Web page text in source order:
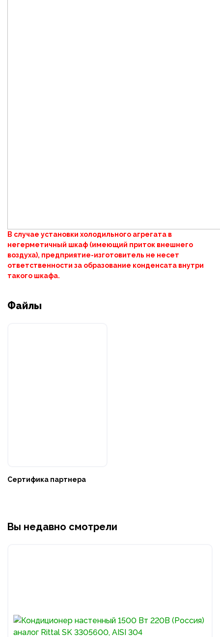
В случае установки холодильного агрегата в
негерметичный шкаф (имеющий приток внешнего
воздуха), предприятие-изготовитель не несет
ответственности за образование конденсата внутри
такого шкафа.
Файлы
Сертифика партнера
Вы недавно смотрели